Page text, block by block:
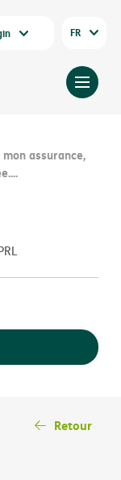
FR
Retour
assurance,